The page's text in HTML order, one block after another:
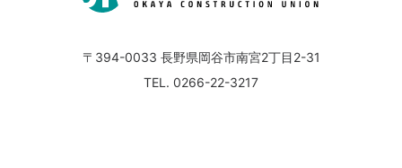
〒394-0033 長野県岡谷市南宮2丁目2-31
TEL. 0266-22-3217